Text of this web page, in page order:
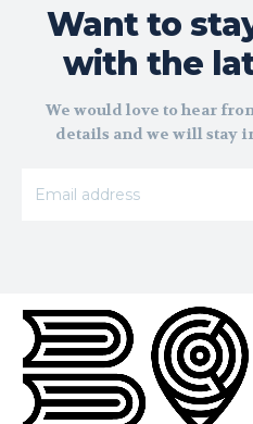
Want to
with the
We would love to hear
details and we will stay